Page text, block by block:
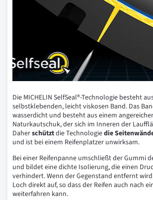
Die MICHELIN SelfSeal®-Technologie besteht
selbstklebenden, leicht viskosen Band. Das
wasserdicht und besteht aus einem
Naturkautschuk, der sich im Inneren der
Daherschütztdie Technologiedie
und ist bei einem Reifenplatzer unwirksam.
Bei einer Reifenpanne umschließt der Gummi
und bildet eine dichte Isolierung, die einen
verhindert. Wenn der Gegenstand entfernt
Loch direkt auf, so dass der Reifen auch nach
weiterfahren kann.